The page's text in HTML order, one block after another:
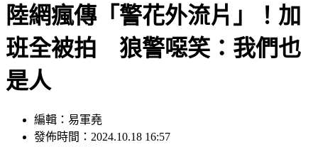
陸網瘋傳「警花外流片」！加
班全被拍 狼警噁笑：我們也
是人
編輯：易軍堯